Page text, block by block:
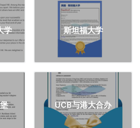
学 斯坦福大学
UCB与港大合办